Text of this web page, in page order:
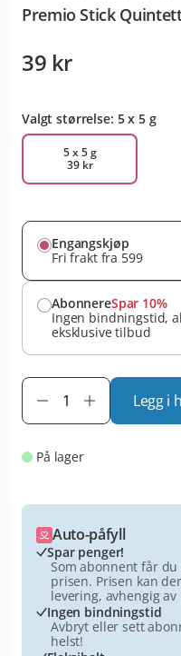
Premio Stick
39 kr
Valgt størrelse: 5 x 5 g
5 x 5 g
39 kr
Engangskjøp
Fri frakt fra 599
AbonnereSpar 10%
Ingen bindningstid,
eksklusive tilbud
Legg i
På lager
Auto-påfyll
Spar penger!
Som abonnent får
prisen. Prisen kan
levering, avhengig
Ingen bindningstid
Avbryt eller sett
helst!